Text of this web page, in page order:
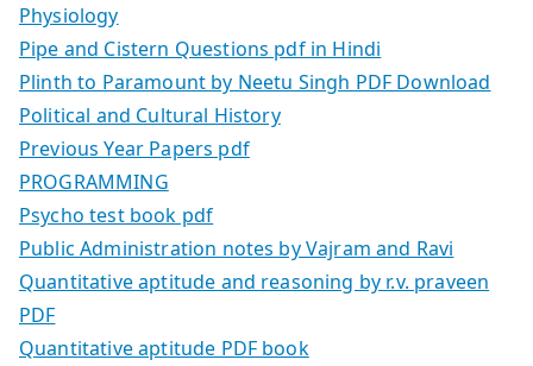
Physiology
Pipe and Cistern Questions pdf in Hindi
Plinth to Paramount by Neetu Singh PDF Download
Political and Cultural History
Previous Year Papers pdf
PROGRAMMING
Psycho test book pdf
Public Administration notes by Vajram and Ravi
Quantitative aptitude and reasoning by r.v. praveen
PDF
Quantitative aptitude PDF book